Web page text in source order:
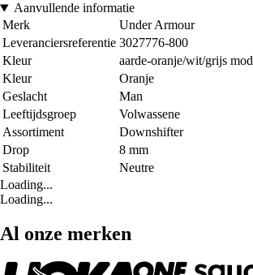
Aanvullende informatie
Merk
Under Armour
Leveranciersreferentie 3027776-800
Kleur
aarde-oranje/wit/grijs mod
Kleur
Oranje
Geslacht
Man
Leeftijdsgroep
Volwassene
Assortiment
Downshifter
Drop
8 mm
Stabiliteit
Neutre
Loading...
Loading...
Al onze merken